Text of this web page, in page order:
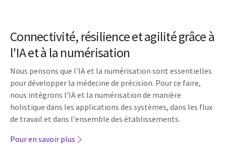
Connectivité, résilience et agilité grâce à
l'IA et à la numérisation
Nous pensons que l'IA et la numérisation sont essentielles
pour développer la médecine de précision. Pour ce faire,
nous intégrons l'IA et la numérisation de manière
holistique dans les applications des systèmes, dans les flux
de travail et dans l'ensemble des établissements.
Pour en savoir plus